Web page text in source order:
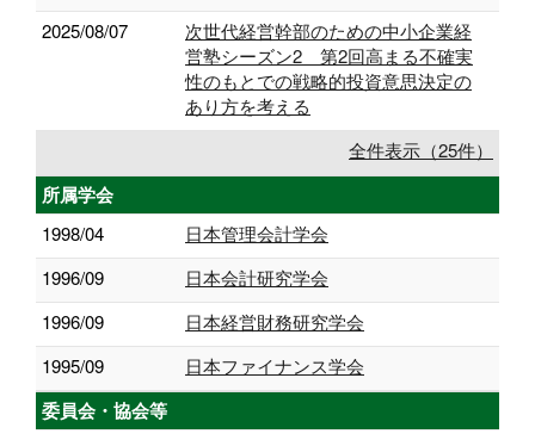
2025/08/07
次世代経営幹部のための中小企業経
営塾シーズン2 第2回高まる不確実
性のもとでの戦略的投資意思決定の
あり方を考える
全件表示（25件）
所属学会
1998/04
日本管理会計学会
1996/09
日本会計研究学会
1996/09
日本経営財務研究学会
1995/09
日本ファイナンス学会
委員会・協会等